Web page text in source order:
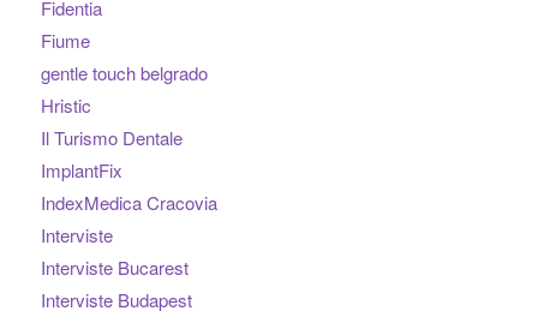
Fidentia
Fiume
gentle touch belgrado
Hristic
Il Turismo Dentale
ImplantFix
IndexMedica Cracovia
Interviste
Interviste Bucarest
Interviste Budapest